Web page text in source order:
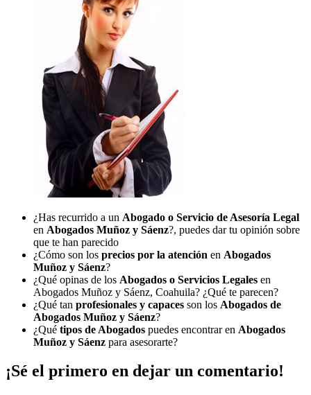
¿Has recurrido a un Abogado o Servicio de Asesoría Legal
en Abogados Muñoz y Sáenz?, puedes dar tu opinión sobre
que te han parecido
¿Cómo son los precios por la atención en Abogados
Muñoz y Sáenz?
¿Qué opinas de los Abogados o Servicios Legales en
Abogados Muñoz y Sáenz, Coahuila? ¿Qué te parecen?
¿Qué tan profesionales y capaces son los Abogados de
Abogados Muñoz y Sáenz?
¿Qué tipos de Abogados puedes encontrar en Abogados
Muñoz y Sáenz para asesorarte?
¡Sé el primero en dejar un comentario!